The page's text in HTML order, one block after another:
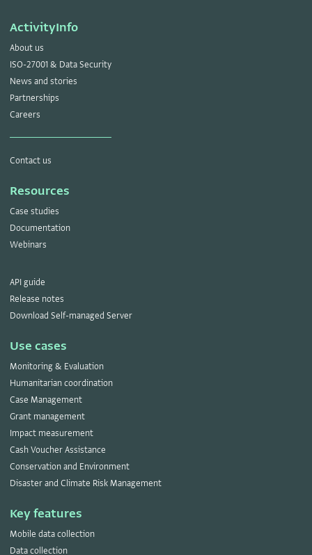
ActivityInfo
About us
ISO-27001 & Data Security
News and stories
Partnerships
Careers
Contact us
Resources
Case studies
Documentation
Webinars
API guide
Release notes
Download Self-managed Server
Use cases
Monitoring & Evaluation
Humanitarian coordination
Case Management
Grant management
Impact measurement
Cash Voucher Assistance
Conservation and Environment
Disaster and Climate Risk Management
Key features
Mobile data collection
Data collection